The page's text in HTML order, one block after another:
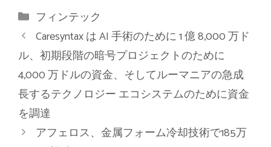
カ
テ
ゴ
リ
ー
フィンテック
Caresyntax は AI 手術のために 1 億 8,000 万ド
ル、初期段階の暗号プロジェクトのために
4,000 万ドルの資金、そしてルーマニアの急成
長するテクノロジー エコシステムのために資金
を調達
アフェロス、金属フォーム冷却技術で185万